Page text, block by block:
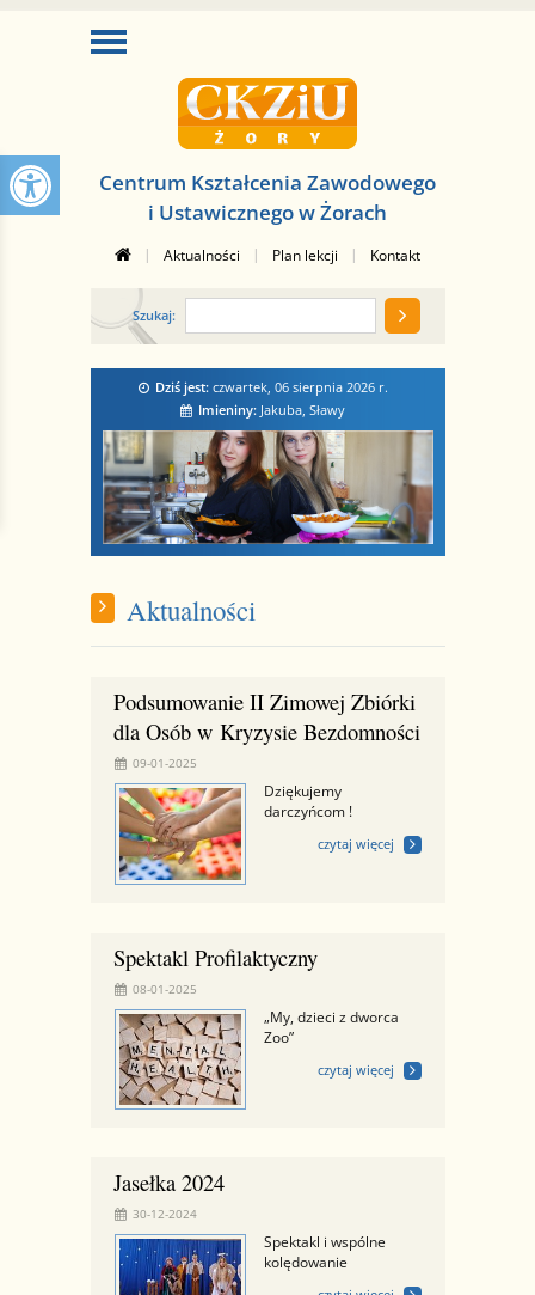
Centrum Kształcenia Zawodowego
i Ustawicznego w Żorach
| Aktualności | Plan lekcji | Kontakt
Szukaj:
Dziś jest: czwartek, 06 sierpnia 2026r.
Imieniny: Jakuba, Sławy
Aktualności
Podsumowanie II Zimowej Zbiórki
dla Osób w Kryzysie Bezdomności
09-01-2025
Dziękujemy
darczyńcom !
czytaj więcej
Spektakl Profilaktyczny
08-01-2025
„My, dzieci z dworca
Zoo”
czytaj więcej
Jasełka 2024
30-12-2024
Spektakl i wspólne
kolędowanie